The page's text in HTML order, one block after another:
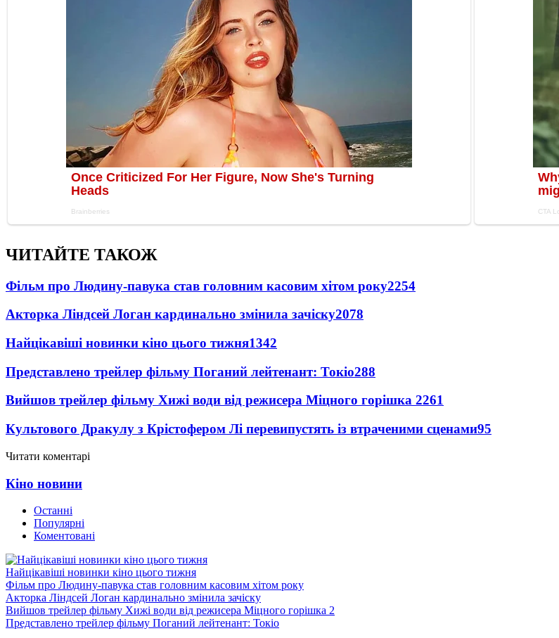
ЧИТАЙТЕ ТАКОЖ
Фільм про Людину-павука став головним касовим хітом року2254
Акторка Ліндсей Логан кардинально змінила зачіску2078
Найцікавіші новинки кіно цього тижня1342
Представлено трейлер фільму Поганий лейтенант: Токіо288
Вийшов трейлер фільму Хижі води від режисера Міцного горішка 2261
Культового Дракулу з Крістофером Лі перевипустять із втраченими сценами95
Читати коментарі
Кіно новини
Останні
Популярні
Коментовані
Найцікавіші новинки кіно цього тижня
Фільм про Людину-павука став головним касовим хітом року
Акторка Ліндсей Логан кардинально змінила зачіску
Вийшов трейлер фільму Хижі води від режисера Міцного горішка 2
Представлено трейлер фільму Поганий лейтенант: Токіо